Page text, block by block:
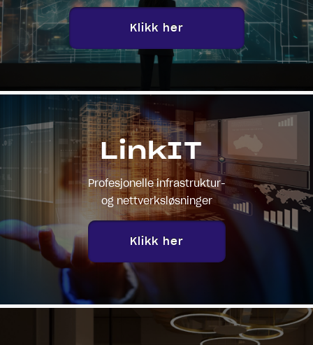
Klikk her
LinkIT
Profesjonelle infrastruktur-
og nettverksløsninger
Klikk her